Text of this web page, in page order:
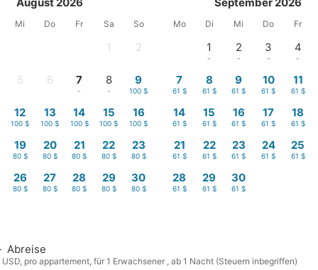
Mi Do Fr Sa So
1 2
5 6 7
-
8
-
9
100 $
12
100 $
13
100 $
14
100 $
15
100 $
16
100 $
19
80 $
20
80 $
21
80 $
22
80 $
23
80 $
26
80 $
27
80 $
28
80 $
29
80 $
30
80 $
Mo Di Mi Do Fr
1
-
2
-
3
-
4
-
7
61 $
8
61 $
9
61 $
10
61 $
11
61 $
14
61 $
15
61 $
16
61 $
17
61 $
18
61 $
21
61 $
22
61 $
23
61 $
24
61 $
25
61 $
28
61 $
29
61 $
30
61 $
Abreise
pro appartement, für 1 Erwachsener , ab 1 Nacht (Steuern inbegriffen)